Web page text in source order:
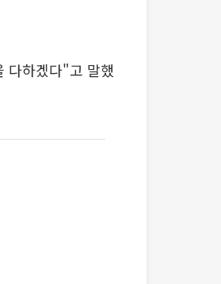
다하겠다"고 말했